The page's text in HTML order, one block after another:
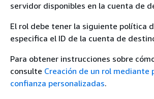
servidor disponibles en la cuenta de
El rol debe tener la siguiente política
especifica el ID de la cuenta de
Para obtener instrucciones sobre
consulte Creación de un rol mediante
confianza personalizadas.